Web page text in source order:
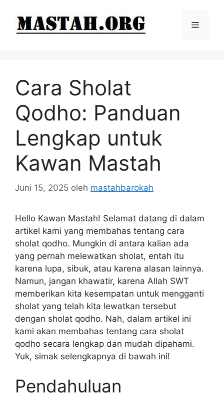
Menu
Cara Sholat
Qodho: Panduan
Lengkap untuk
Kawan Mastah
Juni 15, 2025 oleh mastahbarokah
Hello Kawan Mastah! Selamat datang di dalam
artikel kami yang membahas tentang cara
sholat qodho. Mungkin di antara kalian ada
yang pernah melewatkan sholat, entah itu
karena lupa, sibuk, atau karena alasan lainnya.
Namun, jangan khawatir, karena Allah SWT
memberikan kita kesempatan untuk mengganti
sholat yang telah kita lewatkan tersebut
dengan sholat qodho. Nah, dalam artikel ini
kami akan membahas tentang cara sholat
qodho secara lengkap dan mudah dipahami.
Yuk, simak selengkapnya di bawah ini!
Pendahuluan